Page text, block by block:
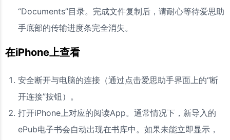
“Documents”目录。完成文件复制后，请耐心等待爱思助
手底部的传输进度条完全消失。
在iPhone上查看
安全断开与电脑的连接（通过点击爱思助手界面上的“断
开连接”按钮）。
打开iPhone上对应的阅读App。通常情况下，新导入的
ePub电子书会自动出现在书库中。如果未能立即显示，